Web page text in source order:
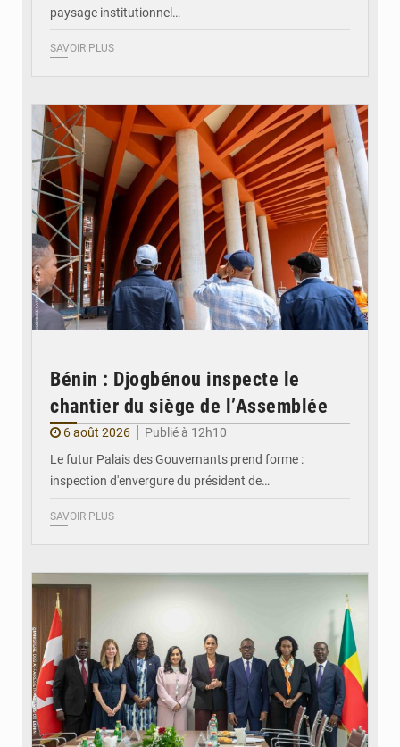
paysage institutionnel…
SAVOIR PLUS
Bénin : Djogbénou inspecte le
chantier du siège de l’Assemblée
6 août 2026
Publié à 12h10
Le futur Palais des Gouvernants prend forme :
inspection d'envergure du président de…
SAVOIR PLUS